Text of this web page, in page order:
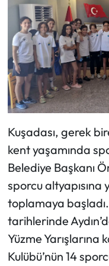
Kuşadası, gerek
kent yaşamında
Belediye Başkanı
sporcu altyapısına
toplamaya
tarihlerinde
Yüzme Yarışlarına
Kulübü’nün 14